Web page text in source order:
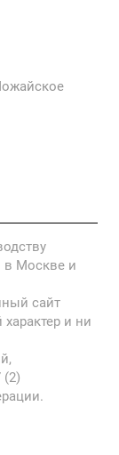
в Москве и
сайт
и ни